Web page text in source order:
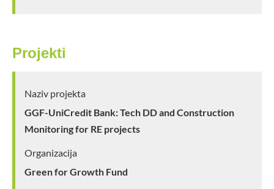
Projekti
Naziv projekta
GGF-UniCredit Bank: Tech DD and Construction
Monitoring for RE projects
Organizacija
Green for Growth Fund